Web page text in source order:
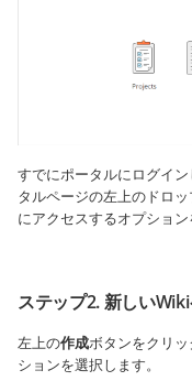
すでにポータルにログイ
タルページの左上のドロ
にアクセスするオプション
ステップ2. 新しい
左上の作成ボタンをクリ
ションを選択します。